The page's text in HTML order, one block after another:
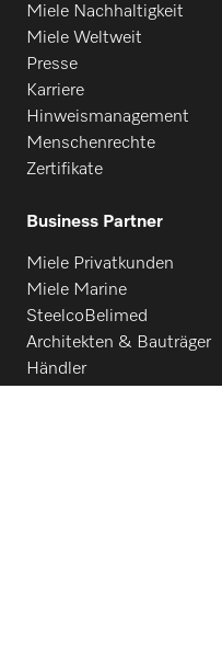
Miele Nachhaltigkeit
Miele Weltweit
Presse
Karriere
Hinweismanagement
Menschenrechte
Zertifikate
Business Partner
Miele Privatkunden
Miele Marine
SteelcoBelimed
Architekten & Bauträger
Händler